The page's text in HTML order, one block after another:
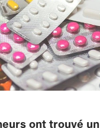
ont trouvé